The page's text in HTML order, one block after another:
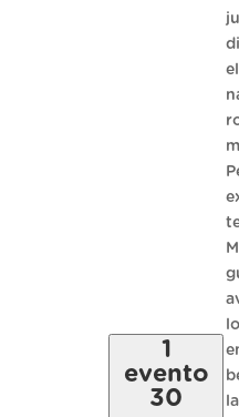
1
evento
30